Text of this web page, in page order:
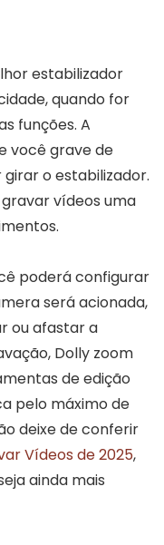
estabilizador
quando for
funções. A
você grave de
o estabilizador.
vídeos uma
poderá configurar
será acionada,
ou afastar a
Dolly zoom
de edição
pelo máximo de
deixe de conferir
Vídeos de 2025,
ainda mais